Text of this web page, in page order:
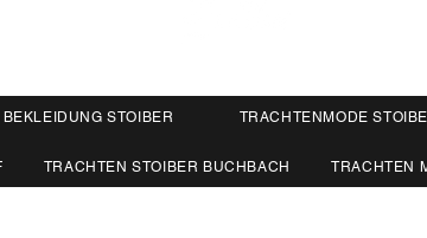
STOIBER TRACHTENMODE
TRACHTEN STOIBER BUCHBACH TRACHTEN